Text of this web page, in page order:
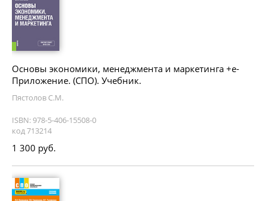
Основы экономики, менеджмента и маркетинга +е-
Приложение. (СПО). Учебник.
Пястолов С.М.
ISBN: 978-5-406-15508-0
код 713214
1 300 руб.